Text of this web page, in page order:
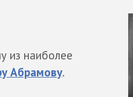
из наиболее
Абрамову.